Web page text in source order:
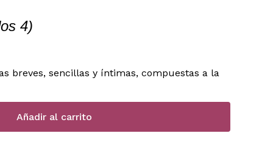
4)
breves, sencillas y íntimas, compuestas a la
Añadir al carrito